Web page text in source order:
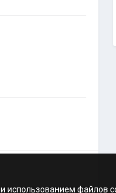
и использованием файлов